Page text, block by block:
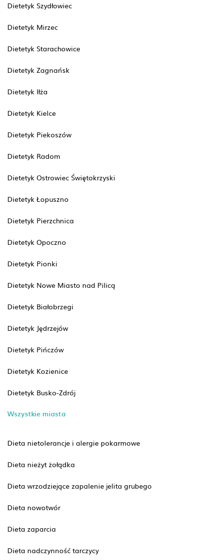
Dietetyk Szydłowiec
Dietetyk Mirzec
Dietetyk Starachowice
Dietetyk Zagnańsk
Dietetyk Iłża
Dietetyk Kielce
Dietetyk Piekoszów
Dietetyk Radom
Dietetyk Ostrowiec Świętokrzyski
Dietetyk Łopuszno
Dietetyk Pierzchnica
Dietetyk Opoczno
Dietetyk Pionki
Dietetyk Nowe Miasto nad Pilicą
Dietetyk Białobrzegi
Dietetyk Jędrzejów
Dietetyk Pińczów
Dietetyk Kozienice
Dietetyk Busko-Zdrój
Wszystkie miasta
Dieta nietolerancje i alergie pokarmowe
Dieta nieżyt żołądka
Dieta wrzodziejące zapalenie jelita grubego
Dieta nowotwór
Dieta zaparcia
Dieta nadczynność tarczycy